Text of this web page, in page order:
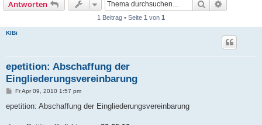
Antworten Suche
1 Beitrag • Seite 1 von 1
KlBi
epetition: Abschaffung der
Eingliederungsvereinbarung
B
i
Fr Apr 09, 2010 1:57 pm
epetition: Abschaffung der Eingliederungsvereinbarung